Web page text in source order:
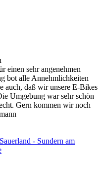
einen sehr angenehmen
bot alle Annehmlichkeiten
auch, daß wir unsere E-Bikes
Umgebung war sehr schön
Gern kommen wir noch
- Sundern am